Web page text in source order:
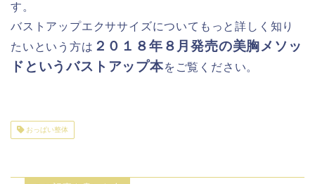
す。
バストアップエクササイズについてもっと詳しく知り
たいという方は ２０１８年８月発売の美胸メソッ
ドというバストアップ本をご覧ください。
おっぱい整体